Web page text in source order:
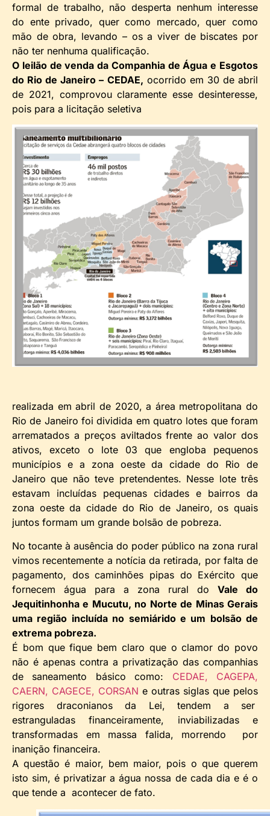
formal de trabalho, não desperta nenhum interesse
do ente privado, quer como mercado, quer como
mão de obra, levando – os a viver de biscates por
não ter nenhuma qualificação.
O leilão de venda da Companhia de Água e Esgotos
do Rio de Janeiro – CEDAE, ocorrido em 30 de abril
de 2021, comprovou claramente esse desinteresse,
pois para a licitação seletiva
realizada em abril de 2020, a área metropolitana do
Rio de Janeiro foi dividida em quatro lotes que foram
arrematados a preços aviltados frente ao valor dos
ativos, exceto o lote 03 que engloba pequenos
municípios e a zona oeste da cidade do Rio de
Janeiro que não teve pretendentes. Nesse lote três
estavam incluídas pequenas cidades e bairros da
zona oeste da cidade do Rio de Janeiro, os quais
juntos formam um grande bolsão de pobreza.
No tocante à ausência do poder público na zona rural
vimos recentemente a notícia da retirada, por falta de
pagamento, dos caminhões pipas do Exército que
fornecem água para a zona rural do Vale do
Jequitinhonha e Mucutu, no Norte de Minas Gerais
uma região incluída no semiárido e um bolsão de
extrema pobreza.
É bom que fique bem claro que o clamor do povo
não é apenas contra a privatização das companhias
de saneamento básico como: CEDAE,
CAGEPA,
CAERN, CAGECE, CORSAN e outras siglas que pelos
rigores draconianos da Lei, tendem a ser
estranguladas financeiramente, inviabilizadas e
transformadas em massa falida, morrendo por
inanição financeira.
A questão é maior, bem maior, pois o que querem
isto sim, é privatizar a água nossa de cada dia e é o
que tende a acontecer de fato.